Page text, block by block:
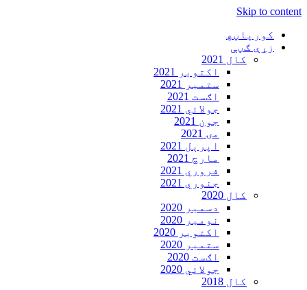
Skip to content
کورپاڼه‍
زړې ګڼې
کال 2021
اکتوبر 2021
ستمبر 2021
اګست 2021
جولائي 2021
جون 2021
مۍ 2021
اپرېل 2021
مارچ 2021
فروري 2021
جنوري 2021
کال 2020
دسمبر 2020
نومبر 2020
اکتوبر 2020
ستمبر 2020
اګست 2020
جولائي 2020
کال 2018